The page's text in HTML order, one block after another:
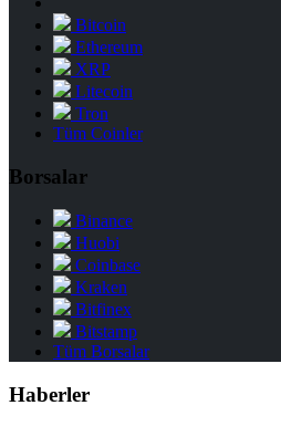
Bitcoin
Ethereum
XRP
Litecoin
Tron
Tüm Coinler
Borsalar
Binance
Huobi
Coinbase
Kraken
Bitfinex
Bitstamp
Tüm Borsalar
Haberler